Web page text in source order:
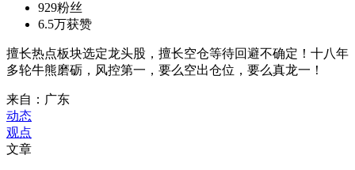
929粉丝
6.5万获赞
擅长热点板块选定龙头股，擅长空仓等待回避不确定！十八年
多轮牛熊磨砺，风控第一，要么空出仓位，要么真龙一！
来自：广东
动态
观点
文章